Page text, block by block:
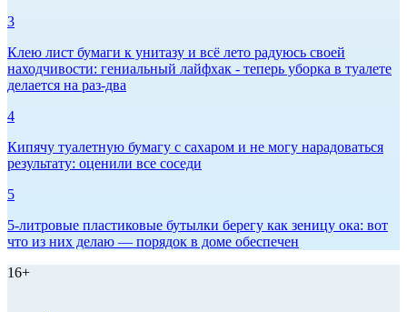
3
Клею лист бумаги к унитазу и всё лето радуюсь своей
находчивости: гениальный лайфхак - теперь уборка в туалете
делается на раз-два
4
Кипячу туалетную бумагу с сахаром и не могу нарадоваться
результату: оценили все соседи
5
5-литровые пластиковые бутылки берегу как зеницу ока: вот
что из них делаю — порядок в доме обеспечен
16+